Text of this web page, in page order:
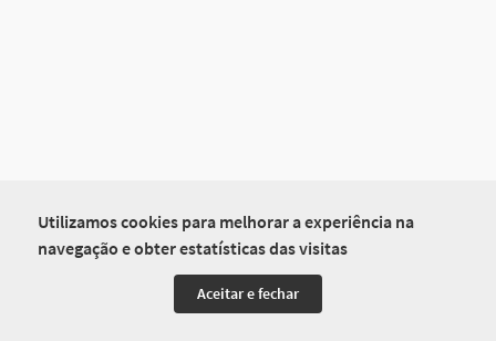
Utilizamos cookies para melhorar a experiência na
navegação e obter estatísticas das visitas
Aceitar e fechar